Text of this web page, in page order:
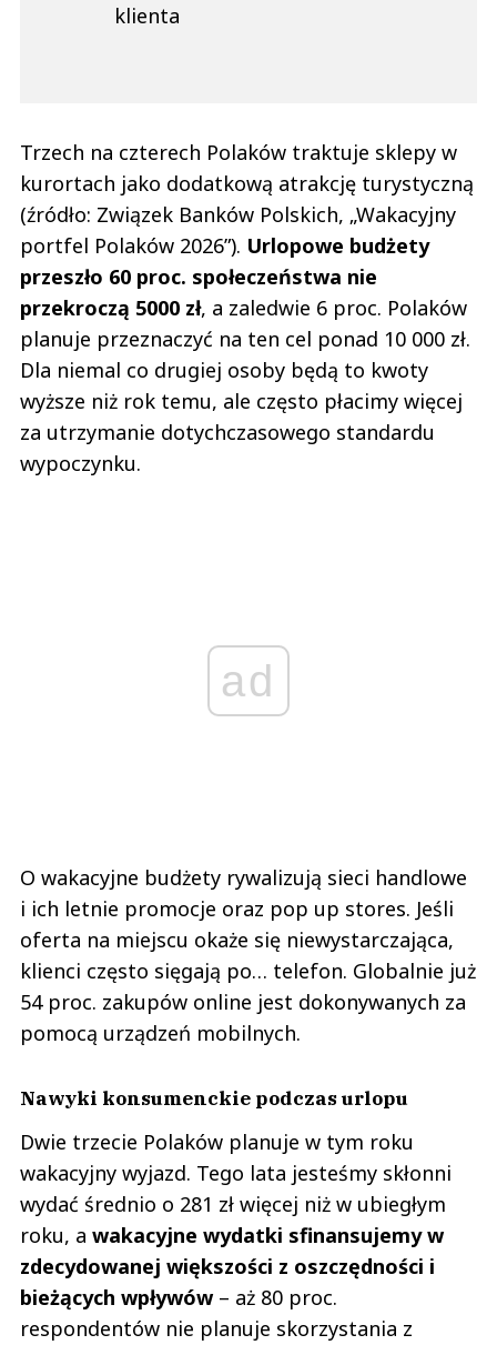
klienta
Trzech na czterech Polaków traktuje sklepy w
kurortach jako dodatkową atrakcję turystyczną
(źródło: Związek Banków Polskich, „Wakacyjny
portfel Polaków 2026”). Urlopowe budżety
przeszło 60 proc. społeczeństwa nie
przekroczą 5000 zł, a zaledwie 6 proc. Polaków
planuje przeznaczyć na ten cel ponad 10 000 zł.
Dla niemal co drugiej osoby będą to kwoty
wyższe niż rok temu, ale często płacimy więcej
za utrzymanie dotychczasowego standardu
wypoczynku.
ad
O wakacyjne budżety rywalizują sieci handlowe
i ich letnie promocje oraz pop up stores. Jeśli
oferta na miejscu okaże się niewystarczająca,
klienci często sięgają po… telefon. Globalnie już
54 proc. zakupów online jest dokonywanych za
pomocą urządzeń mobilnych.
Nawyki konsumenckie podczas urlopu
Dwie trzecie Polaków planuje w tym roku
wakacyjny wyjazd. Tego lata jesteśmy skłonni
wydać średnio o 281 zł więcej niż w ubiegłym
roku, a wakacyjne wydatki sfinansujemy w
zdecydowanej większości z oszczędności i
bieżących wpływów– aż 80 proc.
respondentów nie planuje skorzystania z